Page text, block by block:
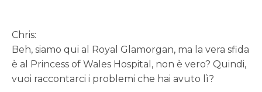
Chris:
Beh, siamo qui al Royal Glamorgan, ma la vera sfida
è al Princess of Wales Hospital, non è vero? Quindi,
vuoi raccontarci i problemi che hai avuto lì?